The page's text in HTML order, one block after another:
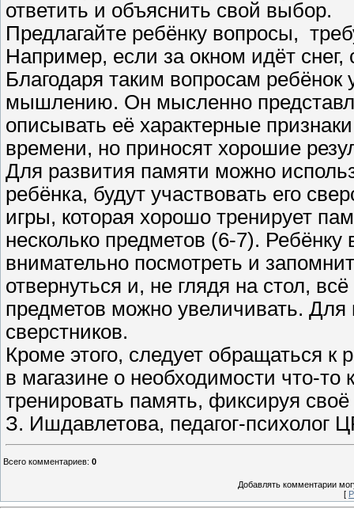
ответить и объяснить свой выбор.
Предлагайте ребёнку вопросы,
Например, если за окном идёт снег,
Благодаря таким вопросам ребёнок
мышлению. Он мысленно
описывать её характерные
времени, но приносят хорошие
Для развития памяти можно
ребёнка, будут участвовать его
игры, которая хорошо тренирует
несколько предметов (6-7).
внимательно посмотреть и
отвернуться и, не глядя на стол,
предметов можно увеличивать. Для
сверстников.
Кроме этого, следует обращаться
в магазине о необходимости что-
тренировать память, фиксируя
З. Ишдавлетова, педагог-психолог
Всего комментариев: 0
Добавлять комментарии
[